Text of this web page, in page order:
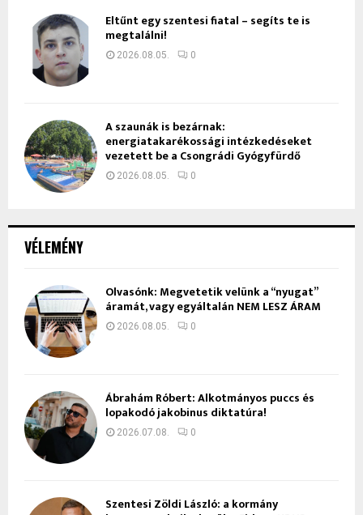
VÉLEMÉNY
Olvasónk: Megvetetik velünk a “nyugat”
áramát, vagy egyáltalán NEM LESZ ÁRAM
2026.08.05. 0
Ábrahám Róbert: Alkotmányos puccs és
lopakodó jakobinus diktatúra!
2026.07.08. 0
Szentesi Zöldi László: a kormány
Eltűnt egy szentesi fiatal – segíts te is
megtalálni!
2026.08.05. 0
A szaunák is bezárnak:
energiatakarékossági intézkedéseket
vezetett be a Csongrádi Gyógyfürdő
2026.08.05. 0